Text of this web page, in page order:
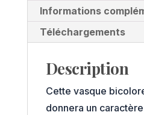
Informations
Téléchargements
Description
Cette vasque
donnera un